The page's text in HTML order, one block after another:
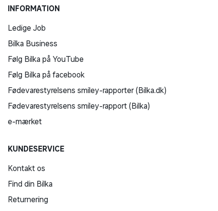
INFORMATION
Ledige Job
Bilka Business
Følg Bilka på YouTube
Følg Bilka på facebook
Fødevarestyrelsens smiley-rapporter (Bilka.dk)
Fødevarestyrelsens smiley-rapport (Bilka)
e-mærket
KUNDESERVICE
Kontakt os
Find din Bilka
Returnering